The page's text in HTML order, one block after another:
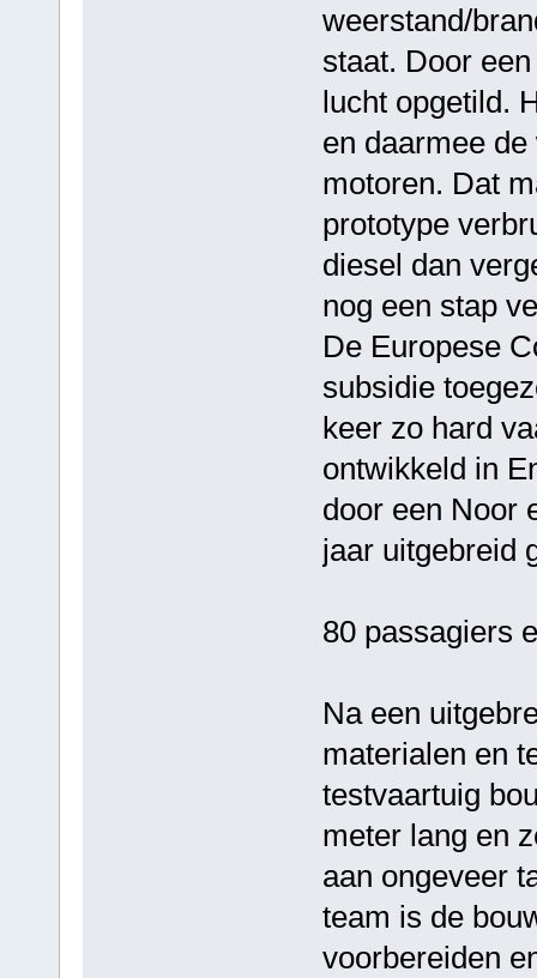
weerstand/
staat. Door
lucht opgetild.
en daarmee
motoren. Dat
prototype
diesel dan
nog een stap
De Europese
subsidie
keer zo hard
ontwikkeld in
door een Noor
jaar uitgebreid
80 passagiers
Na een
materialen en
testvaartuig
meter lang en
aan ongeveer
team is de
voorbereiden